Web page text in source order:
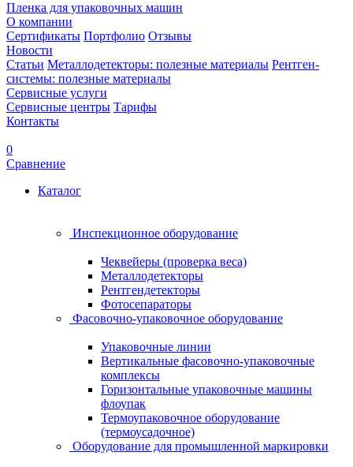
Пленка для упаковочных машин
О компании
Сертификаты Портфолио Отзывы
Новости
Статьи Металлодетекторы: полезные материалы Рентген-
системы: полезные материалы
Сервисные услуги
Сервисные центры Тарифы
Контакты
0
Сравнение
Каталог
Инспекционное оборудование
Чеквейеры (проверка веса)
Металлодетекторы
Рентгендетекторы
Фотосепараторы
Фасовочно-упаковочное оборудование
Упаковочные линии
Вертикальные фасовочно-упаковочные
комплексы
Горизонтальные упаковочные машины
флоупак
Термоупаковочное оборудование
(термоусадочное)
Оборудование для промышленной маркировки